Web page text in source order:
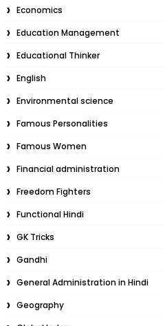
Economics
Education Management
Educational Thinker
English
Environmental science
Famous Personalities
Famous Women
Financial administration
Freedom Fighters
Functional Hindi
GK Tricks
Gandhi
General Administration in Hindi
Geography